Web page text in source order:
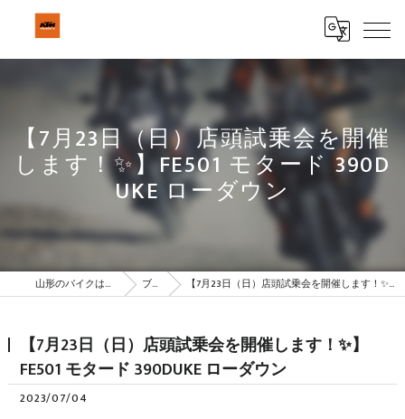
【7月23日（日）店頭試乗会を開催
します！✨】FE501 モタード 390D
UKE ローダウン
山形のバイクはBeSTAR株式会社 ブログ 【7月23日（日）店頭試乗会を開催します！✨】FE501 モタード 390DUKE ローダウン
【7月23日（日）店頭試乗会を開催します！✨】
FE501 モタード 390DUKE ローダウン
2023/07/04